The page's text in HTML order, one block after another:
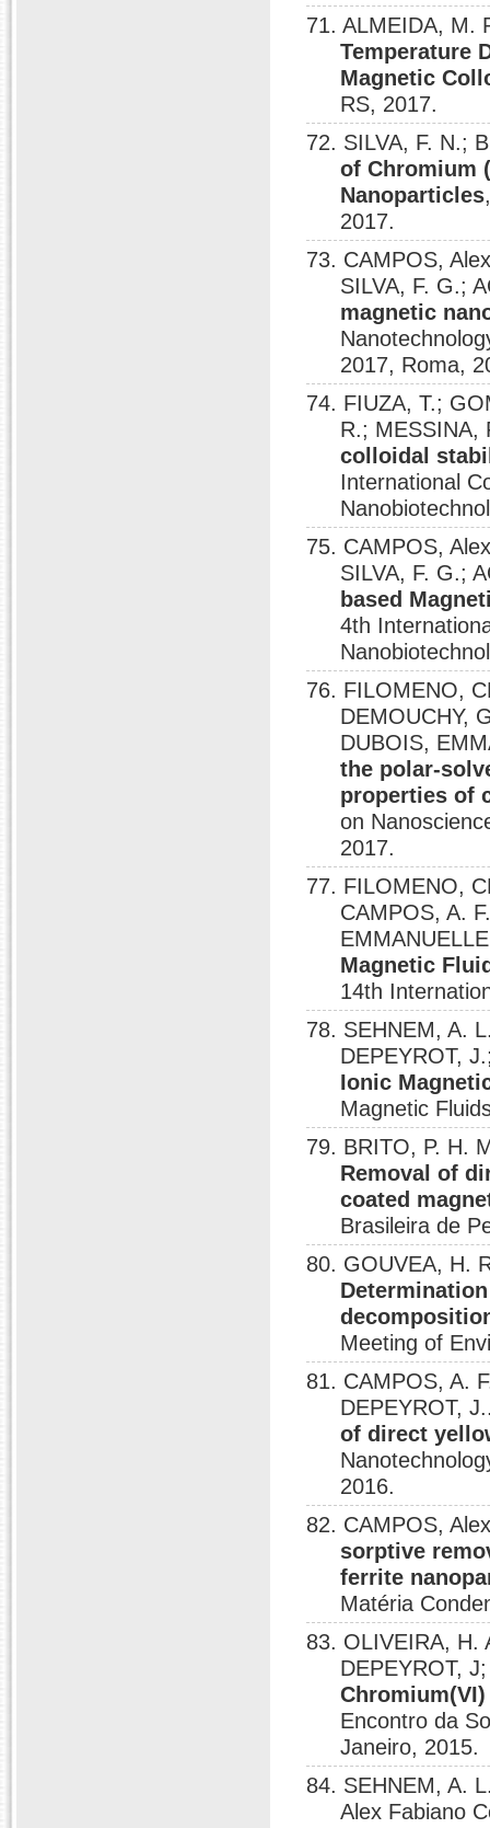
71. ALMEIDA, M.
Temperature
Magnetic
RS, 2017.
72. SILVA, F. N.;
of Chromium
Nanoparticles
2017.
73. CAMPOS,
SILVA, F. G.;
magnetic
2017, Roma,
74. FIUZA, T.;
R.; MESSINA,
colloidal
International
75. CAMPOS,
SILVA, F. G.;
based
4th
76. FILOMENO,
DEMOUCHY,
DUBOIS,
the polar-
properties of
on
2017.
77. FILOMENO,
CAMPOS, A.
Magnetic
14th
78. SEHNEM, A.
DEPEYROT,
Ionic
Magnetic
79. BRITO, P. H.
Removal of
coated
Brasileira de
80. GOUVEA, H.
Meeting of
81. CAMPOS, A.
DEPEYROT,
of direct
2016.
82. CAMPOS,
sorptive
ferrite
Matéria
83. OLIVEIRA, H.
DEPEYROT,
Encontro da
Janeiro, 2015.
84. SEHNEM, A.
Alex Fabiano